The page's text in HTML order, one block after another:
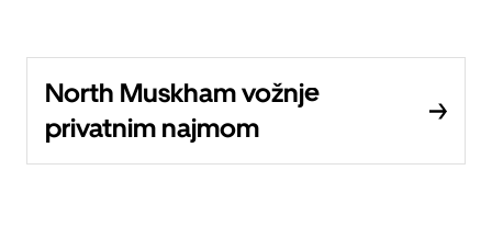
North Muskham vožnje
privatnim najmom